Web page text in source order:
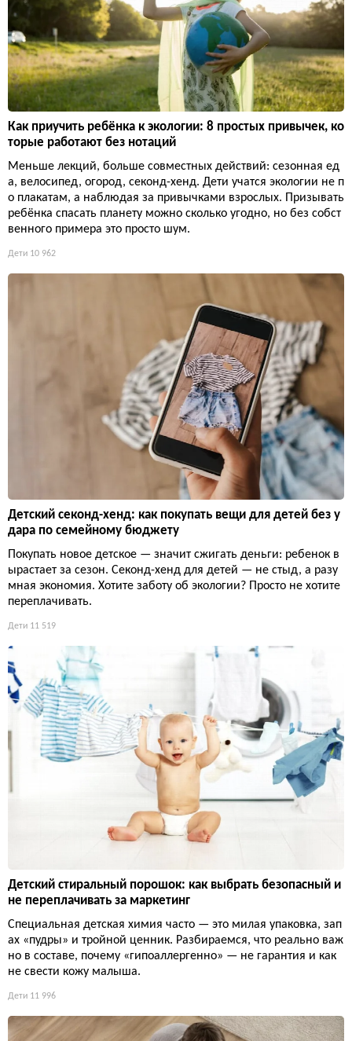
Как приучить ребёнка к экологии: 8 простых привычек, ко
торые работают без нотаций
Меньше лекций, больше совместных действий: сезонная ед
а, велосипед, огород, секонд-хенд. Дети учатся экологии не п
о плакатам, а наблюдая за привычками взрослых. Призывать
ребёнка спасать планету можно сколько угодно, но без собст
венного примера это просто шум.
Дети 10 962
Детский секонд-хенд: как покупать вещи для детей без у
дара по семейному бюджету
Покупать новое детское — значит сжигать деньги: ребенок в
ырастает за сезон. Секонд-хенд для детей — не стыд, а разу
мная экономия. Хотите заботу об экологии? Просто не хотите
переплачивать.
Дети 11 519
Детский стиральный порошок: как выбрать безопасный и
не переплачивать за маркетинг
Специальная детская химия часто — это милая упаковка, зап
ах «пудры» и тройной ценник. Разбираемся, что реально важ
но в составе, почему «гипоаллергенно» — не гарантия и как
не свести кожу малыша.
Дети 11 996